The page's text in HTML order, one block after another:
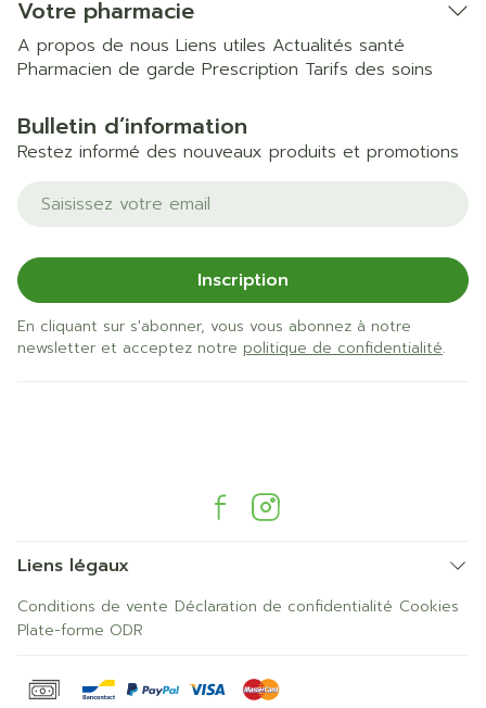
Votre pharmacie
A propos de nous Liens utiles Actualités santé
Pharmacien de garde Prescription Tarifs des soins
Bulletin d’information
Restez informé des nouveaux produits et promotions
Adresse mail
Inscription
En cliquant sur s'abonner, vous vous abonnez à notre
newsletter et acceptez notre politique de confidentialité.
Liens légaux
Conditions de vente Déclaration de confidentialité Cookies
Plate-forme ODR